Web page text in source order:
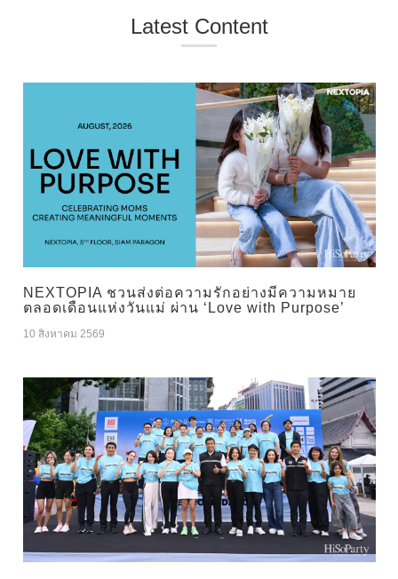
Latest Content
NEXTOPIA ชวนส่งต่อความรักอย่างมีความหมาย
ตลอดเดือนแห่งวันแม่ ผ่าน ‘Love with Purpose’
10 สิงหาคม 2569